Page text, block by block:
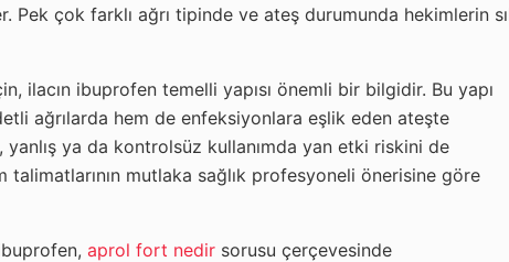
çok farklı ağrı tipinde ve ateş durumunda hekimlerin
ilacın ibuprofen temelli yapısı önemli bir bilgidir. Bu yapı
ağrılarda hem de enfeksiyonlara eşlik eden ateşte
, yanlış ya da kontrolsüz kullanımda yan etki riskini de
mutlaka sağlık profesyoneli önerisine göre
aprol fort nedir sorusu çerçevesinde